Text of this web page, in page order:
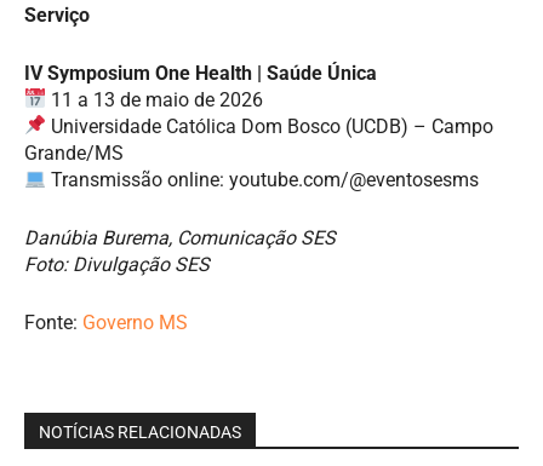
Serviço
IV Symposium One Health | Saúde Única
11 a 13 de maio de 2026
Universidade Católica Dom Bosco (UCDB) – Campo
Grande/MS
Transmissão online: youtube.com/@eventosesms
Danúbia Burema, Comunicação SES
Foto: Divulgação SES
Fonte: Governo MS
NOTÍCIAS RELACIONADAS